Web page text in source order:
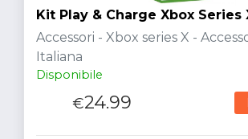
Kit Play & Charge Xbox Series
Accessori - Xbox series X -
Italiana
Disponibile
€24.99